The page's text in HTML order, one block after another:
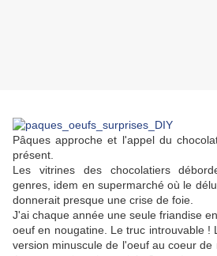
Pâques approche et l'appel du
présent.
Les vitrines des chocolatiers
genres, idem en supermarché où le
donnerait presque une crise de foie.
J'ai chaque année une seule friandise
oeuf en nougatine. Le truc introuvable !
version minuscule de l'oeuf au coeur